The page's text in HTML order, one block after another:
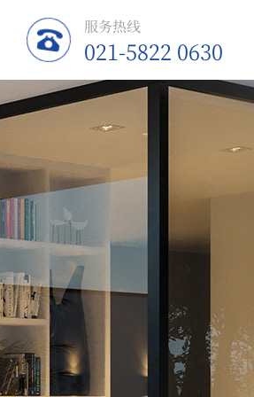
服务热线
021-5822 0630